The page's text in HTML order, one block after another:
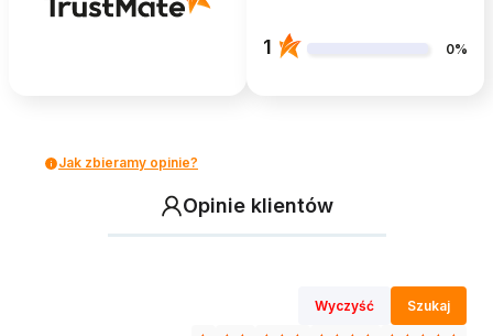
1 0%
Jak zbieramy opinie?
Opinie klientów
Wyczyść Szukaj